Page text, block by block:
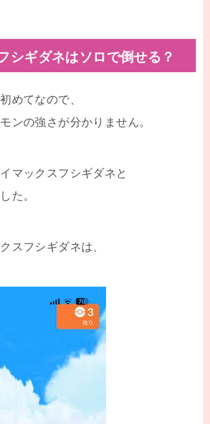
シギダネはソロで倒せる？
めてなので、
ンの強さが分かりません。
マックスフシギダネと
た。
スフシギダネは、